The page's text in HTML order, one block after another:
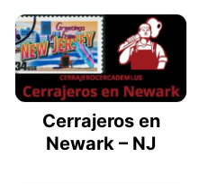
Cerrajeros en
Newark – NJ